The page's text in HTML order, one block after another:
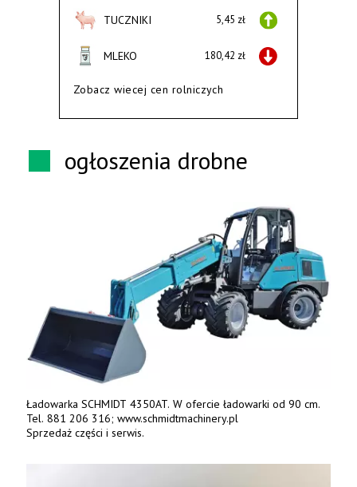
TUCZNIKI 5,45 zł
MLEKO 180,42 zł
Zobacz wiecej cen rolniczych
ogłoszenia drobne
Ładowarka SCHMIDT 4350AT. W ofercie ładowarki od 90 cm.
Tel. 881 206 316; www.schmidtmachinery.pl
Sprzedaż części i serwis.